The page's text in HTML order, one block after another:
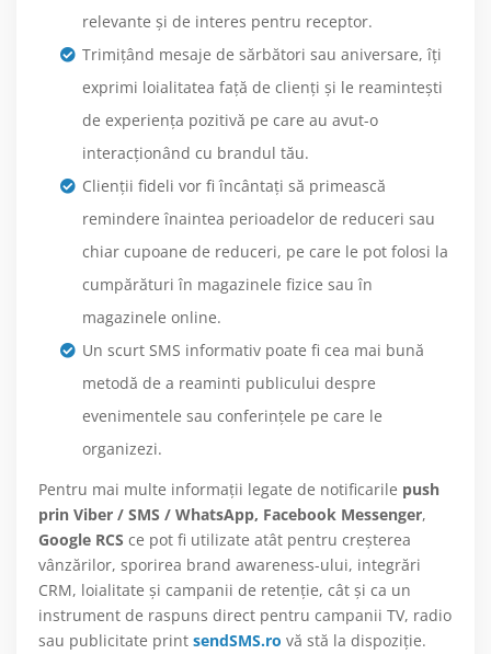
relevante și de interes pentru receptor.
Trimițând mesaje de sărbători sau aniversare, îți
exprimi loialitatea față de clienți și le reamintești
de experiența pozitivă pe care au avut-o
interacționând cu brandul tău.
Clienții fideli vor fi încântați să primească
remindere înaintea perioadelor de reduceri sau
chiar cupoane de reduceri, pe care le pot folosi la
cumpărături în magazinele fizice sau în
magazinele online.
Un scurt SMS informativ poate fi cea mai bună
metodă de a reaminti publicului despre
evenimentele sau conferințele pe care le
organizezi.
Pentru mai multe informații legate de notificarile push
prin Viber / SMS / WhatsApp, Facebook Messenger,
Google RCS ce pot fi utilizate atât pentru creșterea
vânzărilor, sporirea brand awareness-ului, integrări
CRM, loialitate și campanii de retenție, cât și ca un
instrument de raspuns direct pentru campanii TV, radio
sau publicitate print sendSMS.ro vă stă la dispoziție.